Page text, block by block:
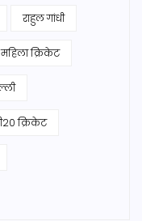
राहुल गांधी
क्रिकेट
क्रिकेट